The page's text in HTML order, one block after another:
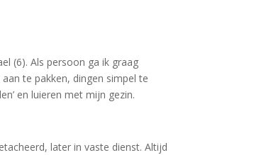
(6). Als persoon ga ik graag
te pakken, dingen simpel te
en luieren met mijn gezin.
later in vaste dienst. Altijd